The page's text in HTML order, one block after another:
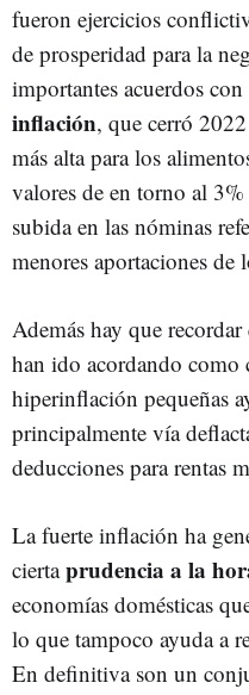
fueron ejercicios
de prosperidad para la
importantes acuerdos
inflación, que cerró
más alta para los
valores de en torno al
subida en las nóminas
menores aportaciones de
Además hay que
han ido acordando como
hiperinflación pequeñas
principalmente vía
deducciones para rentas
La fuerte inflación ha
ciertaprudencia a la
economías domésticas
lo que tampoco ayuda a
En definitiva son un